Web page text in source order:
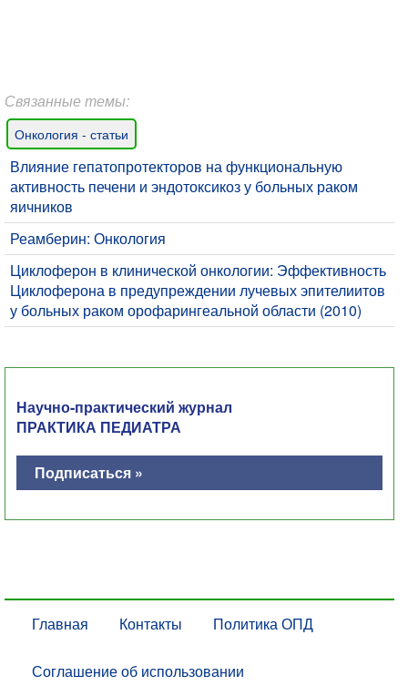
Связанные темы:
Онкология - статьи
Влияние гепатопротекторов на функциональную
активность печени и эндотоксикоз у больных раком
яичников
Реамберин: Онкология
Циклоферон в клинической онкологии: Эффективность
Циклоферона в предупреждении лучевых эпителиитов
у больных раком орофарингеальной области (2010)
Научно-практический журнал
ПРАКТИКА ПЕДИАТРА
Подписаться »
Главная Контакты Политика ОПД
Соглашение об использовании